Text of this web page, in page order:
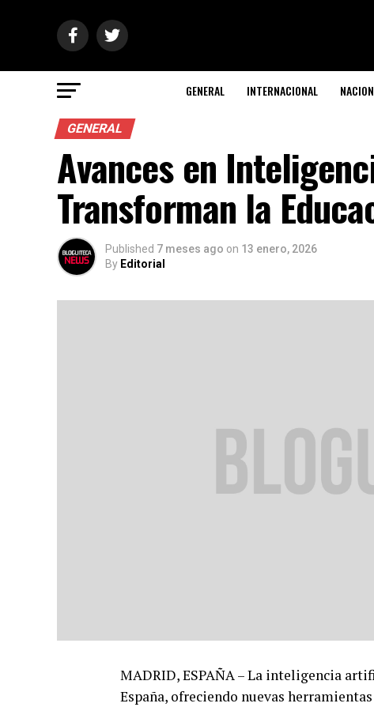
GENERAL INTERNACIONAL
GENERAL
Avances en
Transforman la
Published 7 meses ago on 13 enero, 2026
By Editorial
MADRID, ESPAÑA – La inteligencia
España, ofreciendo nuevas